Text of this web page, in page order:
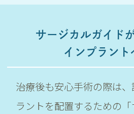
サージカルガイド
インプラント
治療後も安心手術の際は
ラントを配置するための